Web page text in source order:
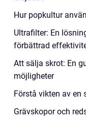
Hur popkultur
Ultrafilter: En
förbättrad
Att sälja skrot: En
möjligheter
Förstå vikten av
Grävskopor och